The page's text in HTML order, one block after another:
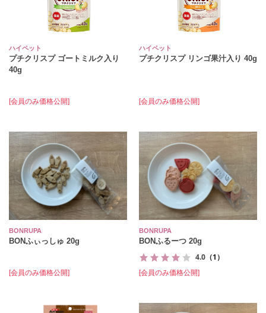
ハイペット
プチクリスプ ゴートミルク入り
40g
[会員のみ価格公開]
ハイペット
プチクリスプ リンゴ果汁入り 40g
[会員のみ価格公開]
BONRUPA
BONふぃっしゅ 20g
[会員のみ価格公開]
BONRUPA
BONふるーつ 20g
4.0 （1）
[会員のみ価格公開]